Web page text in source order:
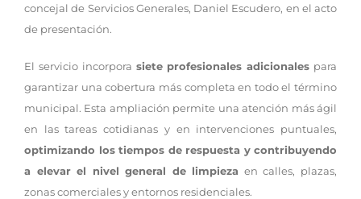
concejal de Servicios Generales, Daniel Escudero, en el acto
de presentación.
El servicio incorpora siete profesionales adicionales para
garantizar una cobertura más completa en todo el término
municipal. Esta ampliación permite una atención más ágil
en las tareas cotidianas y en intervenciones puntuales,
optimizando los tiempos de respuesta y contribuyendo
a elevar el nivel general de limpieza en calles, plazas,
zonas comerciales y entornos residenciales.